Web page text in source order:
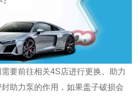
要前往相关4S店进行更换。助力
助力泵的作用，如果盖子破损会